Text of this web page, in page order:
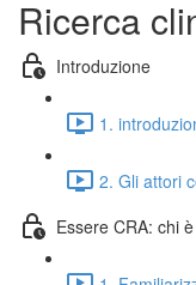
Ricerca
Introduzione
1.
2. Gli attori
Essere CRA: chi